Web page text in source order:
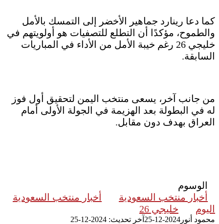
كما دعا رينارد جماهير الأخضر إلى التمسك بالأمل
والطموح، مؤكدًا أن التطلع للتصفيات هو أولويتهم في
خليجي 26 رغم خيبة الأمل من الأداء في المباريات
السابقة.
من جانب آخر، يسعى منتخب اليمن لتحقيق أول فوز
له في البطولة بعد الهزيمة في الجولة الأولى أمام
العراق بهدف دون مقابل.
الوسوم
أخبار منتخب السعودية
أخبار منتخب السعودية
اليوم
خليجي 26
محمود أنور 2024-12-25 آخر تحديث: 2024-12-25